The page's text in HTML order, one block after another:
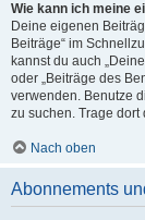
Wie kann ich meine
Deine eigenen
Beiträge“ im
kannst du auch
oder „Beiträge des
verwenden. Benutze
zu suchen. Trage
Nach oben
Abonnements